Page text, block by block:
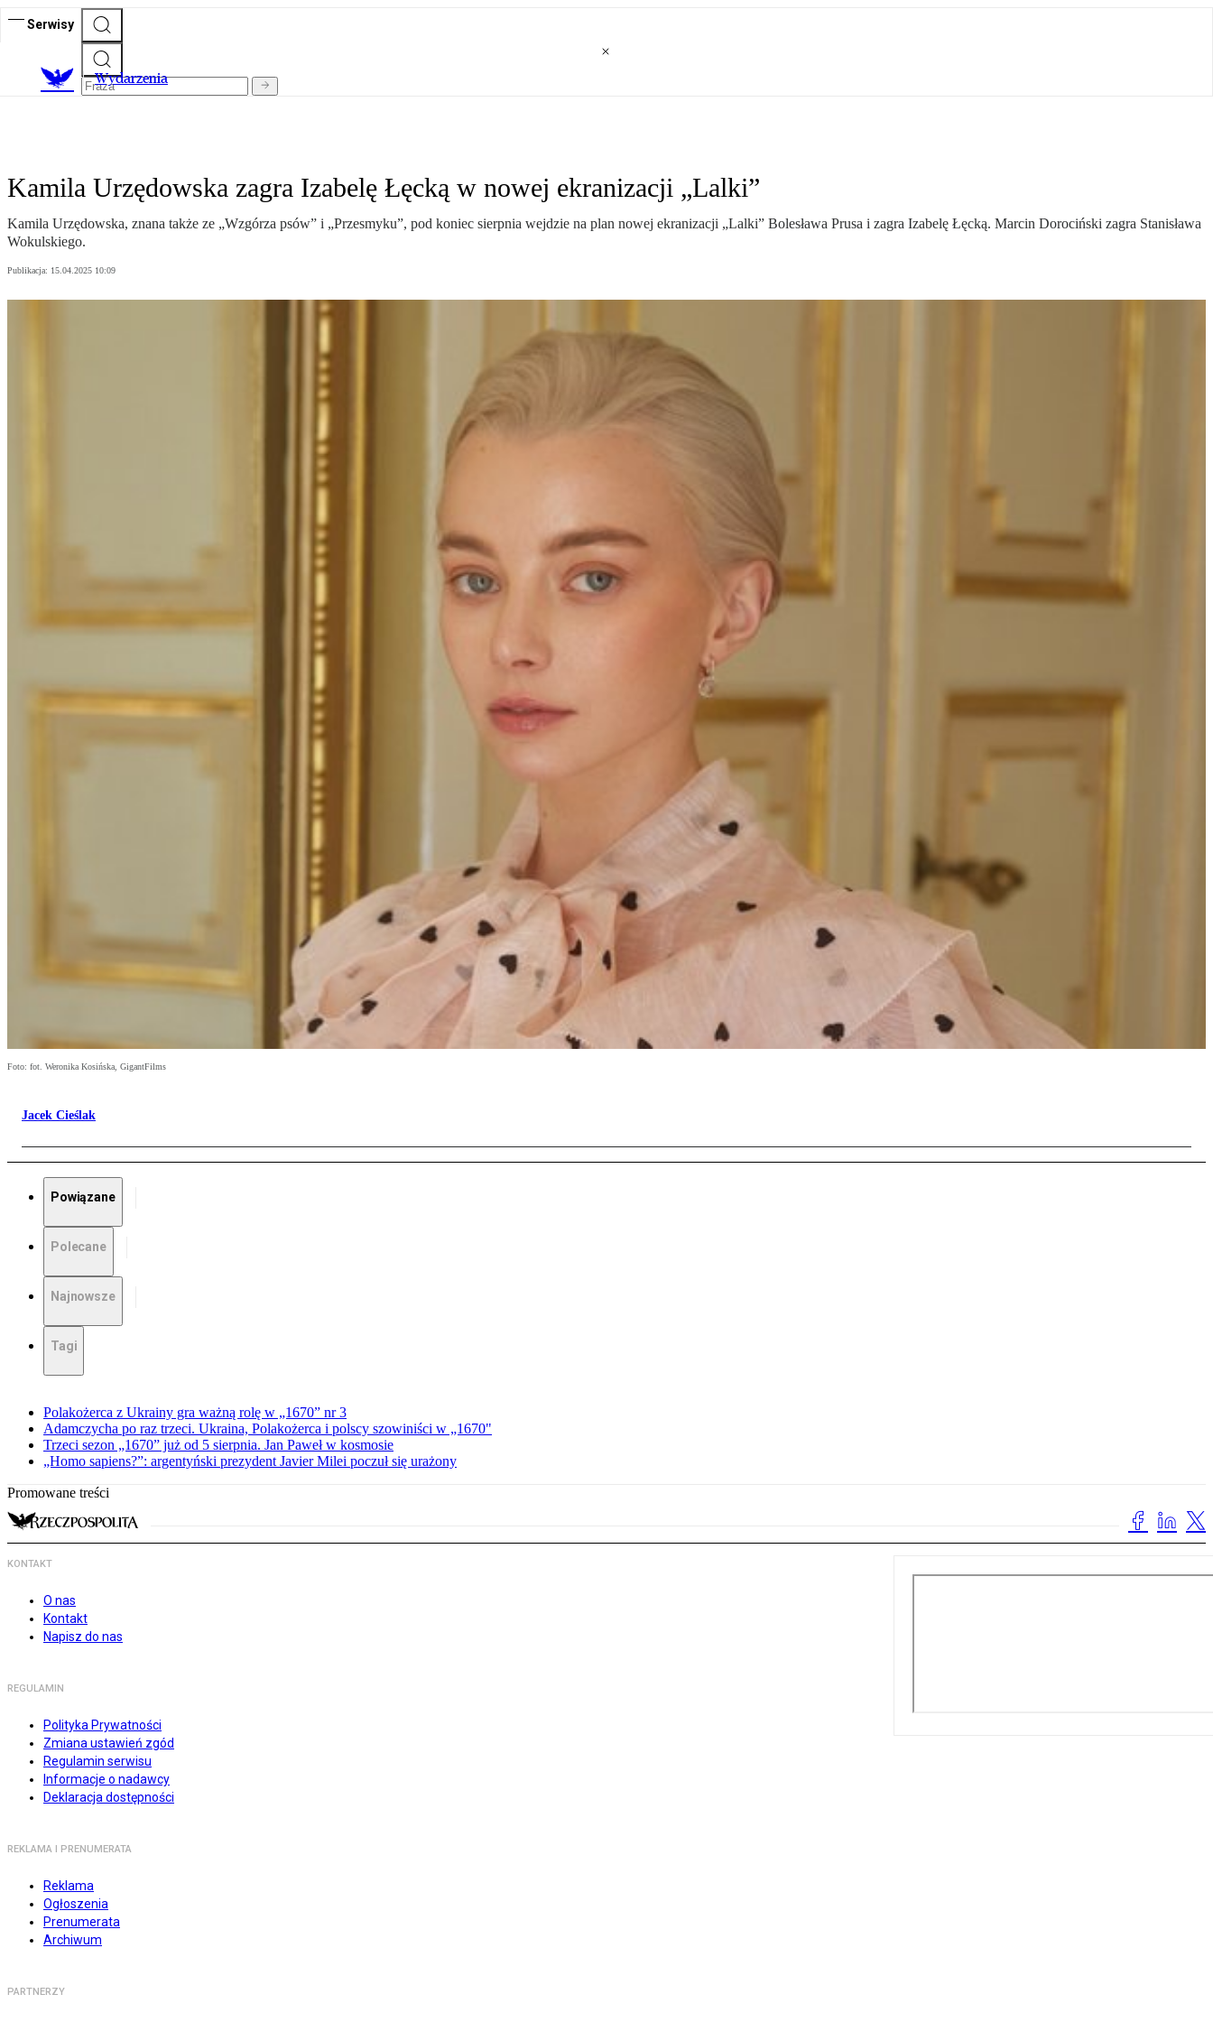
Serwisy
Wydarzenia
Kamila Urzędowska zagra Izabelę Łęcką w nowej ekranizacji „Lalki”
Kamila Urzędowska, znana także ze „Wzgórza psów” i „Przesmyku”, pod koniec sierpnia wejdzie na plan nowej ekranizacji „Lalki” Bolesława Prusa i zagra Izabelę Łęcką. Marcin Dorociński zagra Stanisława
Wokulskiego.
Publikacja: 15.04.2025 10:09
Foto: fot. Weronika Kosińska, GigantFilms
Jacek Cieślak
Powiązane
Polecane
Najnowsze
Tagi
Polakożerca z Ukrainy gra ważną rolę w „1670” nr 3
Adamczycha po raz trzeci. Ukraina, Polakożerca i polscy szowiniści w „1670"
Trzeci sezon „1670” już od 5 sierpnia. Jan Paweł w kosmosie
„Homo sapiens?”: argentyński prezydent Javier Milei poczuł się urażony
Promowane treści
KONTAKT
O nas
Kontakt
Napisz do nas
REGULAMIN
Polityka Prywatności
Zmiana ustawień zgód
Regulamin serwisu
Informacje o nadawcy
Deklaracja dostępności
REKLAMA I PRENUMERATA
Reklama
Ogłoszenia
Prenumerata
Archiwum
PARTNERZY